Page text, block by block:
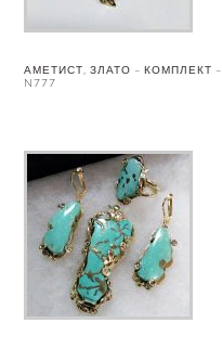
АМЕТИСТ, ЗЛАТО – КОМПЛЕКТ –
N777